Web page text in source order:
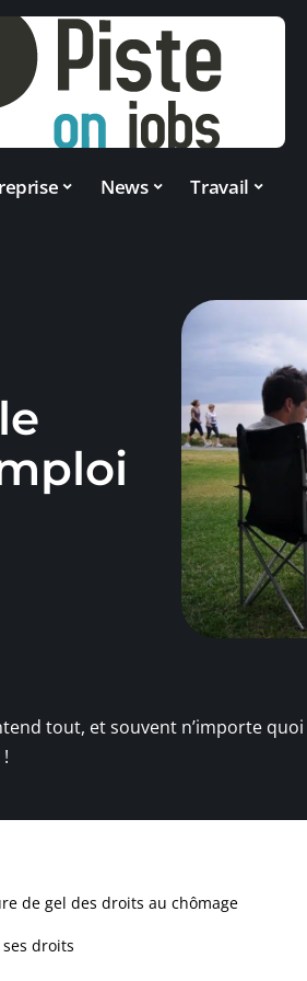
News Travail
tout, et souvent n’importe quoi
de gel des droits au chômage
ses droits